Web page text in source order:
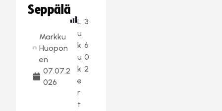
Seppälä
Markku
Huopon
en
07.07.2
026
L
u
k
u
k
e
r
t
3
6
0
2